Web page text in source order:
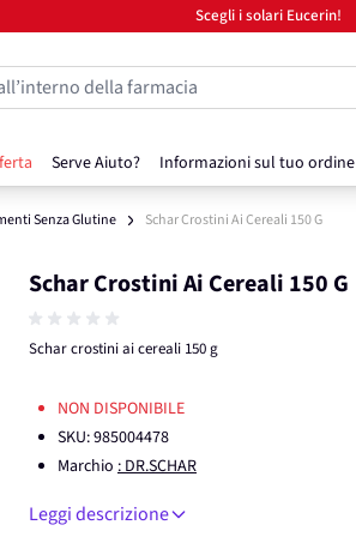
Scegli i solari Eucerin!
Serve Aiuto? Informazioni sul tuo ordine
della farmacia
Senza Glutine Schar Crostini Ai Cereali 150 G
Schar Crostini Ai Cereali 150 G
Schar crostini ai cereali 150 g
NON DISPONIBILE
SKU:985004478
Marchio : DR.SCHAR
Leggi descrizione